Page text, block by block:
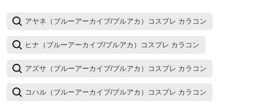
アヤネ（ブルーアーカイブ/ブルアカ）コスプレ カラコン
ヒナ（ブルーアーカイブ/ブルアカ）コスプレ カラコン
アズサ（ブルーアーカイブ/ブルアカ）コスプレ カラコン
コハル（ブルーアーカイブ/ブルアカ）コスプレ カラコン